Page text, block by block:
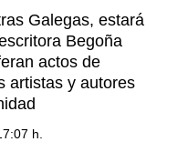
Galegas, estará
Begoña
actos de
artistas y autores
h.